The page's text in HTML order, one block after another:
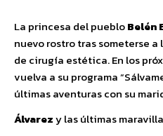
La princesa del puebloBelén
nuevo rostro tras someterse
de cirugía estética. En los
vuelva a su programa
últimas aventuras con su
Álvarezy las últimas